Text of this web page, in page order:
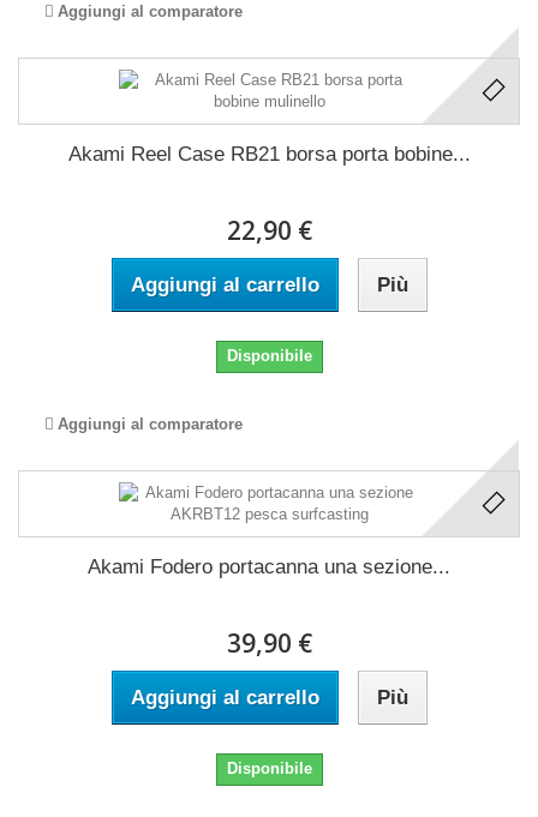
Aggiungi al comparatore
Akami Reel Case RB21 borsa porta bobine...
22,90 €
Aggiungi al carrello Più
Disponibile
Aggiungi al comparatore
Akami Fodero portacanna una sezione...
39,90 €
Aggiungi al carrello Più
Disponibile